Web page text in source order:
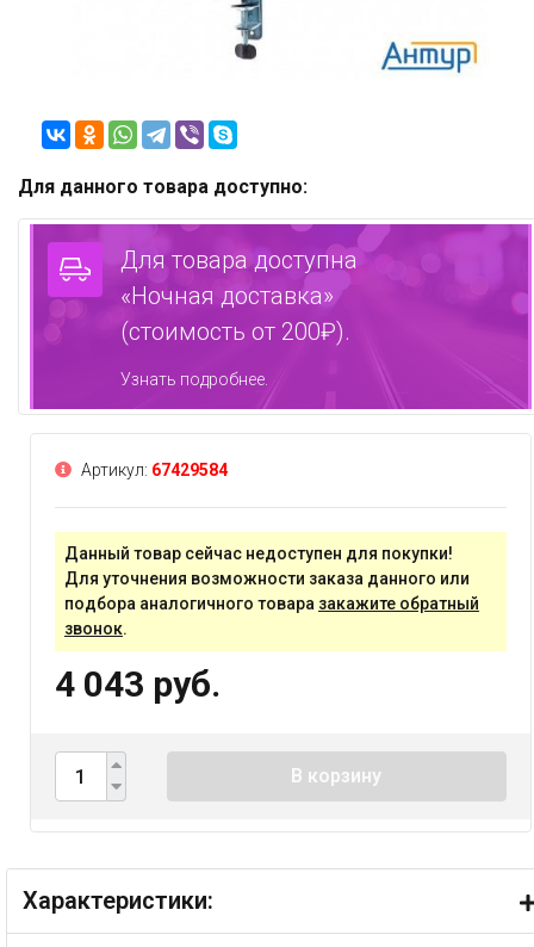
Для данного товара доступно:
Для товара доступна
«Ночная доставка»
(стоимость от 200₽).
Узнать подробнее.
Артикул: 67429584
Данный товар сейчас недоступен для покупки!
Для уточнения возможности заказа данного или
подбора аналогичного товара закажите обратный
звонок.
4 043 руб.
В корзину
Характеристики: